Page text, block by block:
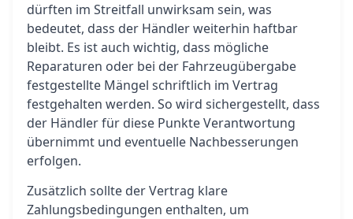
dürften im Streitfall unwirksam sein, was
bedeutet, dass der Händler weiterhin haftbar
bleibt. Es ist auch wichtig, dass mögliche
Reparaturen oder bei der Fahrzeugübergabe
festgestellte Mängel schriftlich im Vertrag
festgehalten werden. So wird sichergestellt, dass
der Händler für diese Punkte Verantwortung
übernimmt und eventuelle Nachbesserungen
erfolgen.
Zusätzlich sollte der Vertrag klare
Zahlungsbedingungen enthalten, um